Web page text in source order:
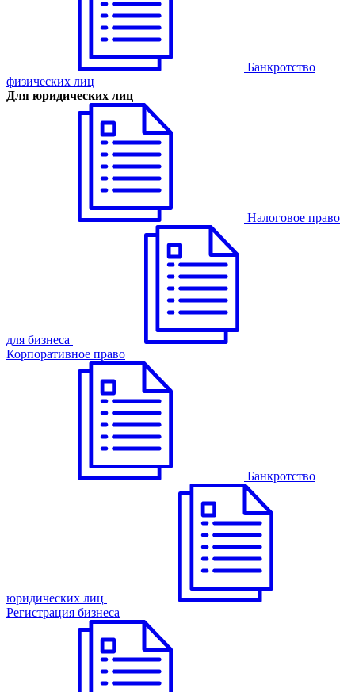
Банкротство
физических лиц
Для юридических лиц
Налоговое право
для бизнеса
Корпоративное право
Банкротство
юридических лиц
Регистрация бизнеса